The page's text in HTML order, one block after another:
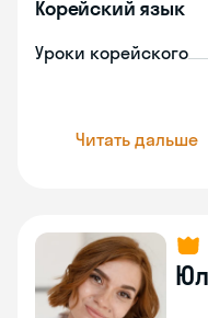
Корейский язык
Уроки корейского
Читать дальше